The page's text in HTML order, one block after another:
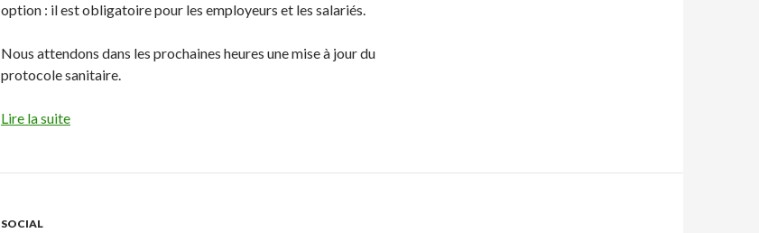
option : il est obligatoire pour les employeurs et les salariés.
Nous attendons dans les prochaines heures une mise à jour du
protocole sanitaire.
Lire la suite
SOCIAL